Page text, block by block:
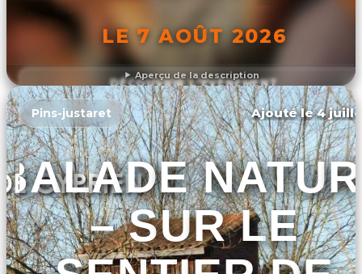
Aperçu de la description
LE 7 AOÛT 2026
DÉCOUVRIR L'ÉVÉNEMENT
Pins-justaret Ajouté le 4
– SUR LE